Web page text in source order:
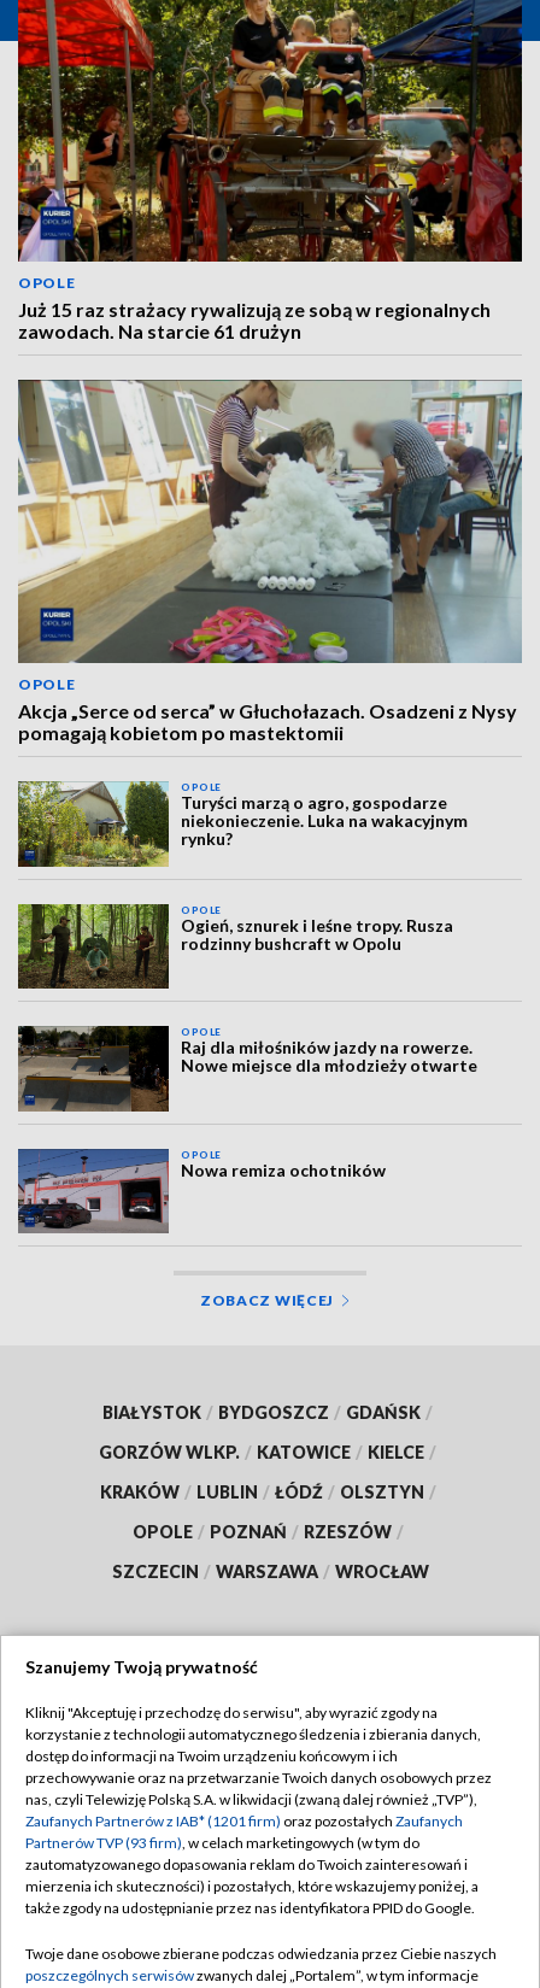
OPOLE
Już 15 raz strażacy rywalizują ze sobą w regionalnych
zawodach. Na starcie 61 drużyn
OPOLE
Akcja „Serce od serca” w Głuchołazach. Osadzeni z Nysy
pomagają kobietom po mastektomii
OPOLE
Turyści marzą o agro, gospodarze
niekonieczenie. Luka na wakacyjnym
rynku?
OPOLE
Ogień, sznurek i leśne tropy. Rusza
rodzinny bushcraft w Opolu
OPOLE
Raj dla miłośników jazdy na rowerze.
Nowe miejsce dla młodzieży otwarte
OPOLE
Nowa remiza ochotników
ZOBACZ WIĘCEJ
BIAŁYSTOK / BYDGOSZCZ / GDAŃSK /
GORZÓW WLKP. / KATOWICE / KIELCE /
KRAKÓW / LUBLIN / ŁÓDŹ / OLSZTYN /
OPOLE / POZNAŃ / RZESZÓW /
SZCZECIN / WARSZAWA / WROCŁAW
TVP
Abonament TVP
Emisja w TVP
Centrum informacji TVP
Naziemna Telewizja Cyfrowa
Rada Programowa
Regulamin TVP
Polityka prywatności
Moje zgody
Pomoc
Kontakt
Szanujemy Twoją prywatność
Kliknij "Akceptuję i przechodzę do serwisu", aby wyrazić zgody na
korzystanie z technologii automatycznego śledzenia i zbierania danych,
dostęp do informacji na Twoim urządzeniu końcowym i ich
przechowywanie oraz na przetwarzanie Twoich danych osobowych przez
nas, czyli Telewizję Polską S.A. w likwidacji (zwaną dalej również „TVP”),
Zaufanych Partnerów z IAB* (1201 firm) oraz pozostałych Zaufanych
Partnerów TVP (93 firm), w celach marketingowych (w tym do
zautomatyzowanego dopasowania reklam do Twoich zainteresowań i
mierzenia ich skuteczności) i pozostałych, które wskazujemy poniżej, a
także zgody na udostępnianie przez nas identyfikatora PPID do Google.
Twoje dane osobowe zbierane podczas odwiedzania przez Ciebie naszych
poszczególnych serwisówzwanych dalej „Portalem”, w tym informacje